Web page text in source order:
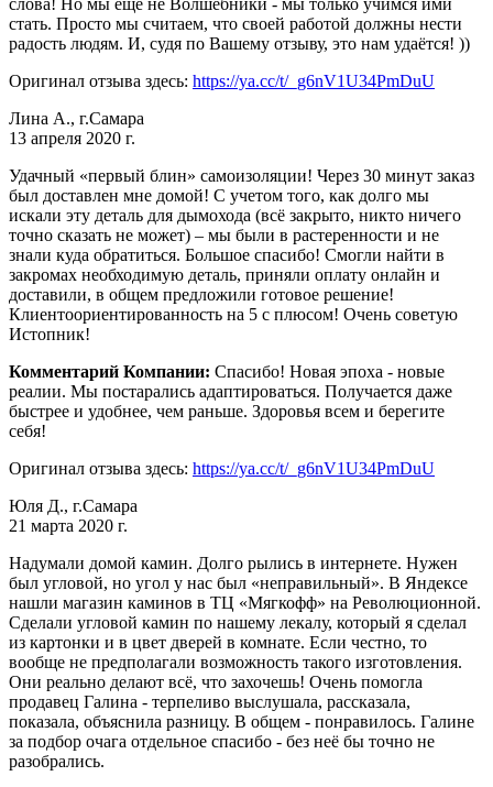
стать. Просто мы считаем, что своей работой должны нести
радость людям. И, судя по Вашему отзыву, это нам удаётся! ))
Оригинал отзыва здесь: https://ya.cc/t/_g6nV1U34PmDuU
Лина А., г.Самара
13 апреля 2020 г.
Удачный «первый блин» самоизоляции! Через 30 минут заказ
был доставлен мне домой! С учетом того, как долго мы
искали эту деталь для дымохода (всё закрыто, никто ничего
точно сказать не может) – мы были в растеренности и не
знали куда обратиться. Большое спасибо! Смогли найти в
закромах необходимую деталь, приняли оплату онлайн и
доставили, в общем предложили готовое решение!
Клиентоориентированность на 5 с плюсом! Очень советую
Истопник!
Комментарий Компании: Спасибо! Новая эпоха - новые
реалии. Мы постарались адаптироваться. Получается даже
быстрее и удобнее, чем раньше. Здоровья всем и берегите
себя!
Оригинал отзыва здесь: https://ya.cc/t/_g6nV1U34PmDuU
Юля Д., г.Самара
21 марта 2020 г.
Надумали домой камин. Долго рылись в интернете. Нужен
был угловой, но угол у нас был «неправильный». В Яндексе
нашли магазин каминов в ТЦ «Мягкофф» на Революционной.
Сделали угловой камин по нашему лекалу, который я сделал
из картонки и в цвет дверей в комнате. Если честно, то
вообще не предполагали возможность такого изготовления.
Они реально делают всё, что захочешь! Очень помогла
продавец Галина - терпеливо выслушала, рассказала,
показала, объяснила разницу. В общем - понравилось. Галине
за подбор очага отдельное спасибо - без неё бы точно не
разобрались.